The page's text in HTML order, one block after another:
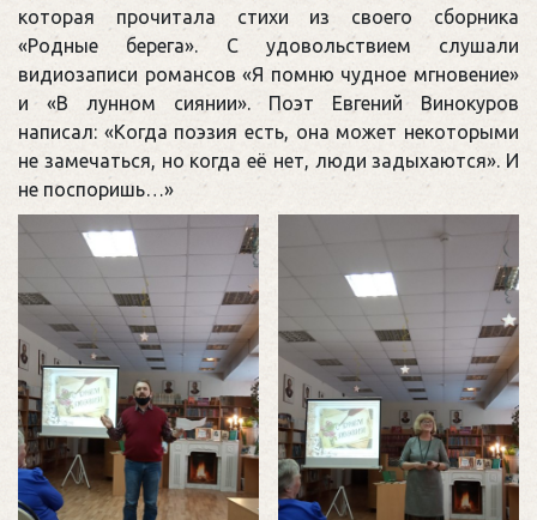
которая прочитала стихи из своего сборника
«Родные берега». С удовольствием слушали
видиозаписи романсов «Я помню чудное мгновение»
и «В лунном сиянии». Поэт Евгений Винокуров
написал: «Когда поэзия есть, она может некоторыми
не замечаться, но когда её нет, люди задыхаются». И
не поспоришь…»